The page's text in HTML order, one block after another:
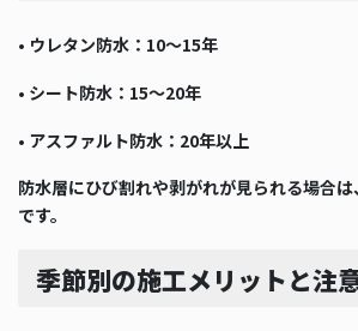
• ウレタン防水：10〜15年
• シート防水：15〜20年
• アスファルト防水：20年以上
防水層にひび割れや剥がれが見られる場合
です。
季節別の施工メリットと注